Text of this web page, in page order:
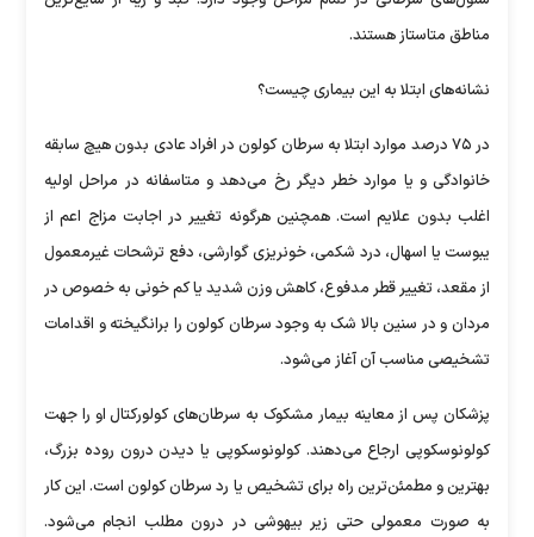
مناطق متاستاز هستند.
نشانه‌های ابتلا به این بیماری چیست؟
در ۷۵ درصد موارد ابتلا به سرطان کولون در افراد عادی بدون هیچ سابقه
خانوادگی و یا موارد خطر دیگر رخ می‌دهد و متاسفانه در مراحل اولیه
اغلب بدون علایم است. همچنین هرگونه تغییر در اجابت مزاج اعم از
یبوست یا اسهال، درد شکمی، خونریزی گوارشی، دفع ترشحات غیرمعمول
از مقعد، تغییر قطر مدفوع، کاهش وزن شدید یا کم خونی به خصوص در
مردان و در سنین بالا شک به وجود سرطان کولون را برانگیخته و اقدامات
تشخیصی مناسب آن آغاز می‌شود.
پزشکان پس از معاینه بیمار مشکوک به سرطان‌های کولورکتال او را جهت
کولونوسکوپی ارجاع می‌دهند. کولونوسکوپی یا دیدن درون روده بزرگ،
بهترین و مطمئن‌ترین راه برای تشخیص یا رد سرطان کولون است. این کار
به صورت معمولی حتی زیر بیهوشی در درون مطلب انجام می‌شود.